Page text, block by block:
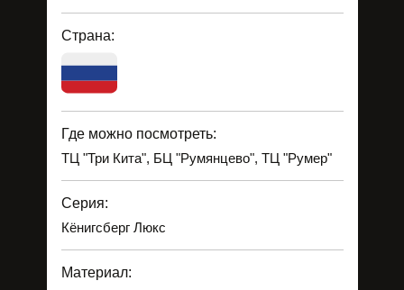
Страна:
Где можно посмотреть:
ТЦ "Три Кита", БЦ "Румянцево", ТЦ "Румер"
Серия:
Кёнигсберг Люкс
Материал: